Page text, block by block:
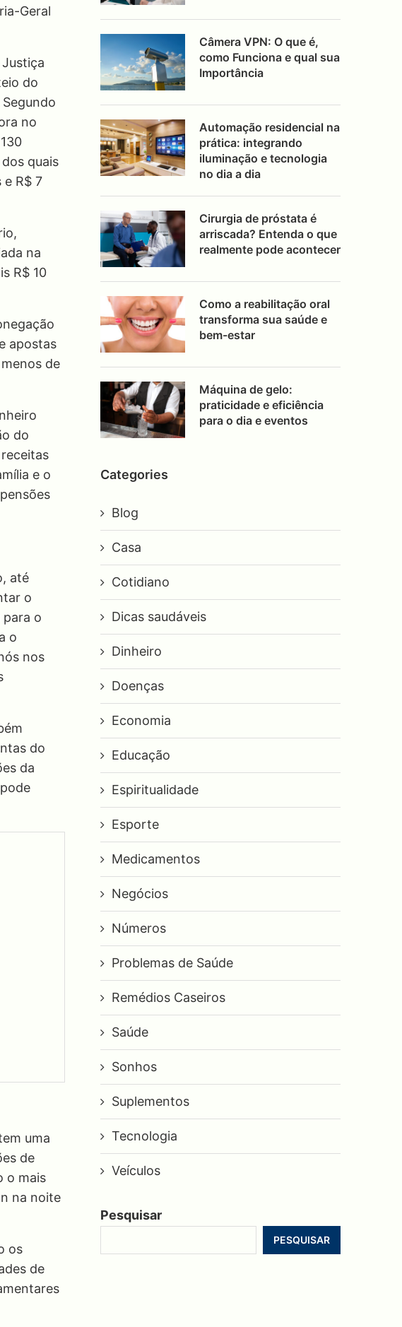
Geral
do
no
quais
e R$ 7
na
R$ 10
apostas
de
do
e o
até
o
o
o
nos
do
da
uma
de
o mais
na noite
os
de
Câmera VPN: O que é,
como Funciona e qual sua
Importância
Automação residencial na
prática: integrando
iluminação e tecnologia
no dia a dia
Cirurgia de próstata é
arriscada? Entenda o que
realmente pode acontecer
Como a reabilitação oral
transforma sua saúde e
bem-estar
Máquina de gelo:
praticidade e eficiência
para o dia e eventos
Categories
Blog
Casa
Cotidiano
Dicas saudáveis
Dinheiro
Doenças
Economia
Educação
Espiritualidade
Esporte
Medicamentos
Negócios
Números
Problemas de Saúde
Remédios Caseiros
Saúde
Sonhos
Suplementos
Tecnologia
Veículos
Pesquisar
PESQUISAR